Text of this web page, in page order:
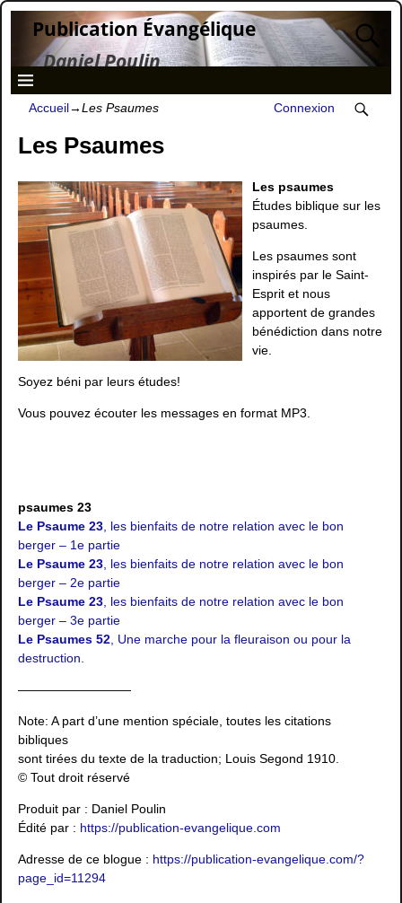
Publication Évangélique
Daniel Poulin
Accueil→Les Psaumes Connexion
Les Psaumes
Les psaumes
Études biblique sur les
psaumes.
Les psaumes sont
inspirés par le Saint-
Esprit et nous
apportent de grandes
bénédiction dans notre
vie.
Soyez béni par leurs études!
Vous pouvez écouter les messages en format MP3.
psaumes 23
Le Psaume 23 , les bienfaits de notre relation avec le bon
berger – 1e partie
Le Psaume 23 , les bienfaits de notre relation avec le bon
berger – 2e partie
Le Psaume 23 , les bienfaits de notre relation avec le bon
berger – 3e partie
Le Psaumes 52 , Une marche pour la fleuraison ou pour la
destruction.
—————————
Note: A part d’une mention spéciale, toutes les citations
bibliques
sont tirées du texte de la traduction; Louis Segond 1910.
© Tout droit réservé
Produit par : Daniel Poulin
Édité par : https://publication-evangelique.com
Adresse de ce blogue : https://publication-evangelique.com/?
page_id=11294